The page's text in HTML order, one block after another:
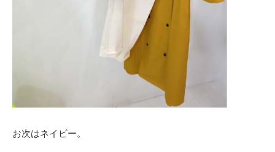
お次はネイビー。